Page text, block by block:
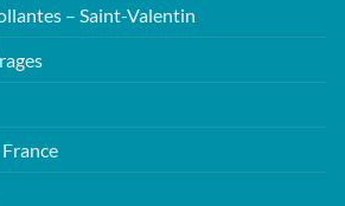
– Saint-Valentin